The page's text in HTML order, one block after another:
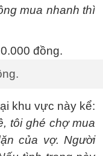
mua nhanh thì
khu vực này kể:
tôi ghé chợ mua
của vợ. Người